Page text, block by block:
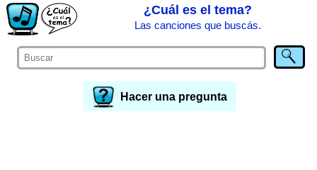
¿Cuál es el tema?
Las canciones que buscás.
Hacer una pregunta